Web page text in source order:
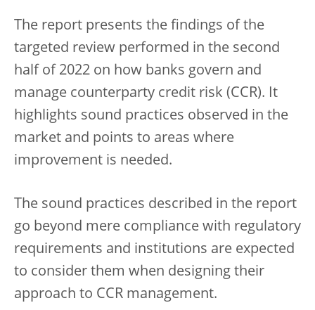
The report presents the findings of the
targeted review performed in the second
half of 2022 on how banks govern and
manage counterparty credit risk (CCR). It
highlights sound practices observed in the
market and points to areas where
improvement is needed.
The sound practices described in the report
go beyond mere compliance with regulatory
requirements and institutions are expected
to consider them when designing their
approach to CCR management.